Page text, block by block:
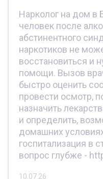
Нарколог на дом в
человек после
абстинентного
наркотиков не
восстановиться и
помощи. Вызов
быстро оценить
провести осмотр,
назначить
и определить,
домашних
госпитализация в
вопрос глубже -
10.07.26